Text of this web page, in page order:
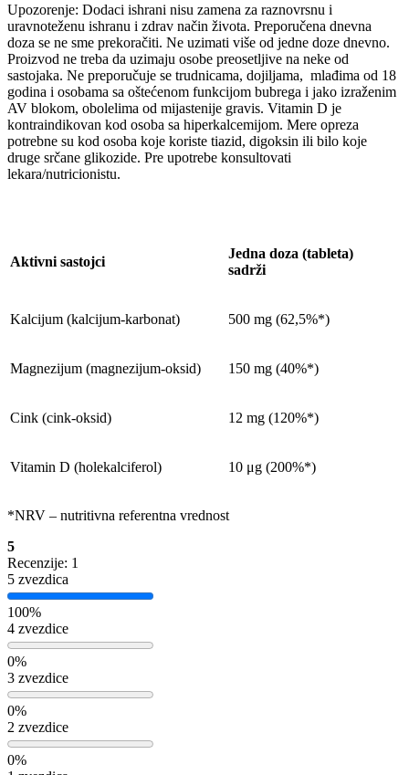
Upozorenje: Dodaci ishrani nisu zamena za raznovrsnu i
uravnoteženu ishranu i zdrav način života. Preporučena dnevna
doza se ne sme prekoračiti. Ne uzimati više od jedne doze dnevno.
Proizvod ne treba da uzimaju osobe preosetljive na neke od
sastojaka. Ne preporučuje se trudnicama, dojiljama, mlađima od 18
godina i osobama sa oštećenom funkcijom bubrega i jako izraženim
AV blokom, obolelima od mijastenije gravis. Vitamin D je
kontraindikovan kod osoba sa hiperkalcemijom. Mere opreza
potrebne su kod osoba koje koriste tiazid, digoksin ili bilo koje
druge srčane glikozide. Pre upotrebe konsultovati
lekara/nutricionistu.
Aktivni sastojci
Jedna doza (tableta)
sadrži
Kalcijum (kalcijum-karbonat) 500 mg (62,5%*)
Magnezijum (magnezijum-oksid) 150 mg (40%*)
Cink (cink-oksid) 12 mg (120%*)
Vitamin D (holekalciferol) 10 μg (200%*)
*NRV – nutritivna referentna vrednost
5
Recenzije: 1
5 zvezdica
100%
4 zvezdice
0%
3 zvezdice
0%
2 zvezdice
0%